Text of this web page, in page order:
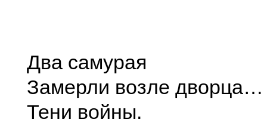
Два самурая
Замерли возле дворца…
Тени войны.